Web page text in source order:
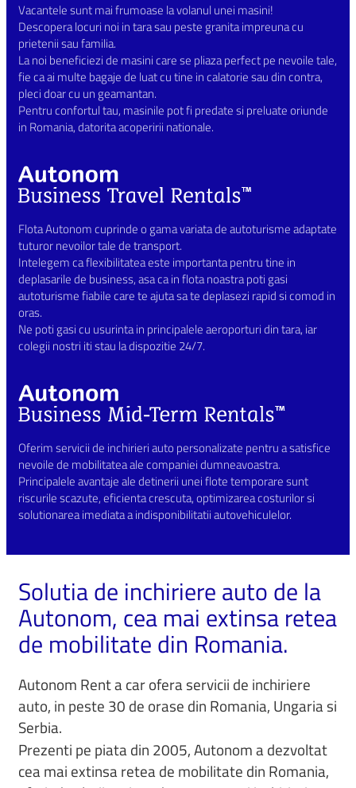
Vacantele sunt mai frumoase la volanul unei masini!
Descopera locuri noi in tara sau peste granita impreuna cu
prietenii sau familia.
La noi beneficiezi de masini care se pliaza perfect pe nevoile tale,
fie ca ai multe bagaje de luat cu tine in calatorie sau din contra,
pleci doar cu un geamantan.
Pentru confortul tau, masinile pot fi predate si preluate oriunde
in Romania, datorita acoperirii nationale.
Flota Autonom cuprinde o gama variata de autoturisme adaptate
tuturor nevoilor tale de transport.
Intelegem ca flexibilitatea este importanta pentru tine in
deplasarile de business, asa ca in flota noastra poti gasi
autoturisme fiabile care te ajuta sa te deplasezi rapid si comod in
oras.
Ne poti gasi cu usurinta in principalele aeroporturi din tara, iar
colegii nostri iti stau la dispozitie 24/7.
Oferim servicii de inchirieri auto personalizate pentru a satisfice
nevoile de mobilitatea ale companiei dumneavoastra.
Principalele avantaje ale detinerii unei flote temporare sunt
riscurile scazute, eficienta crescuta, optimizarea costurilor si
solutionarea imediata a indisponibilitatii autovehiculelor.
Solutia de inchiriere auto de la
Autonom, cea mai extinsa retea
de mobilitate din Romania.
Autonom Rent a car ofera servicii de inchiriere
auto, in peste 30 de orase din Romania, Ungaria si
Serbia.
Prezenti pe piata din 2005, Autonom a dezvoltat
cea mai extinsa retea de mobilitate din Romania,